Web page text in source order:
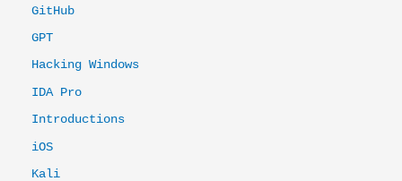
GitHub
GPT
Hacking Windows
IDA Pro
Introductions
iOS
Kali